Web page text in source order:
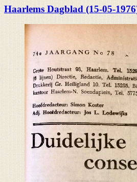
Haarlems Dagblad (15-05-